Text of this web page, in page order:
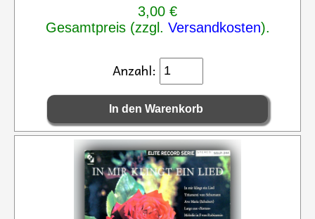
3,00 €
Gesamtpreis (zzgl. Versandkosten).
Anzahl: